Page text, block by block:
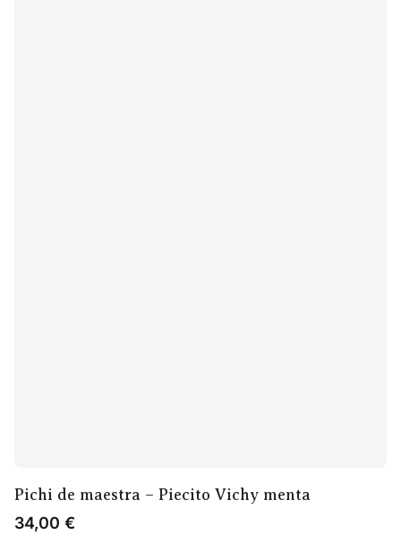
Pichi de maestra – Piecito Vichy menta
34,00 €